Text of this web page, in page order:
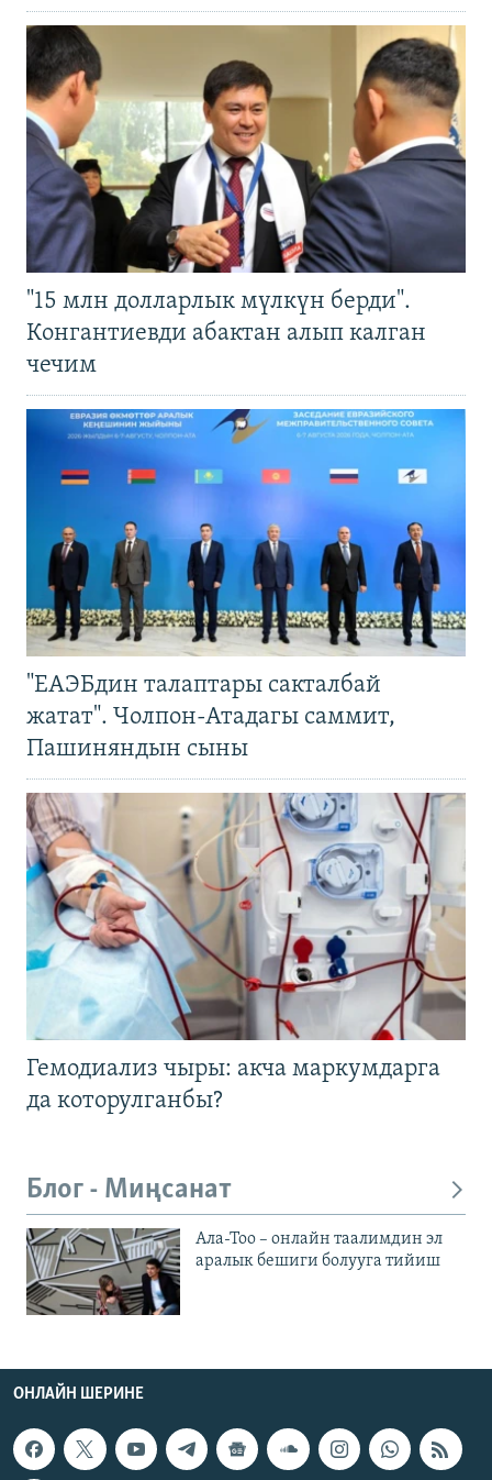
"15 млн долларлык мүлкүн берди".
Конгантиевди абактан алып калган
чечим
"ЕАЭБдин талаптары сакталбай
жатат". Чолпон-Атадагы саммит,
Пашиняндын сыны
Гемодиализ чыры: акча маркумдарга
да которулганбы?
Блог - Миңсанат
Ала-Тоо – онлайн таалимдин эл
аралык бешиги болууга тийиш
ОНЛАЙН ШЕРИНЕ